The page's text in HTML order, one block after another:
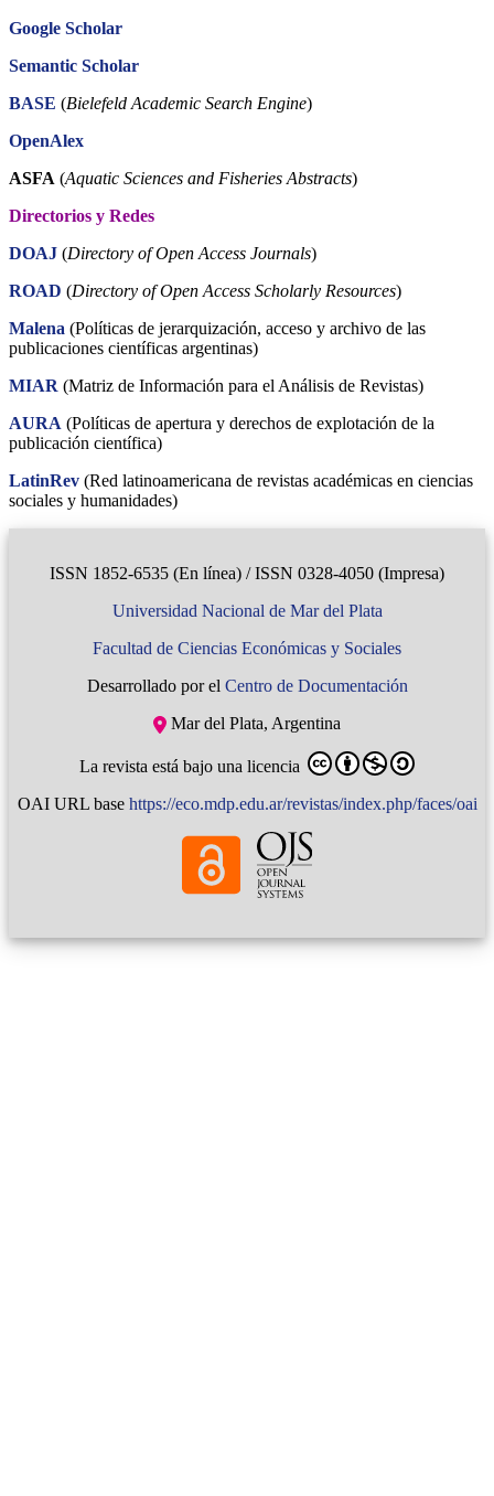
Google Scholar
Semantic Scholar
BASE (Bielefeld Academic Search Engine)
OpenAlex
ASFA (Aquatic Sciences and Fisheries Abstracts)
Directorios y Redes
DOAJ (Directory of Open Access Journals)
ROAD (Directory of Open Access Scholarly Resources)
Malena (Políticas de jerarquización, acceso y archivo de las
publicaciones científicas argentinas)
MIAR (Matriz de Información para el Análisis de Revistas)
AURA (Políticas de apertura y derechos de explotación de la
publicación científica)
LatinRev (Red latinoamericana de revistas académicas en ciencias
sociales y humanidades)
ISSN 1852-6535 (En línea) / ISSN 0328-4050 (Impresa)
Universidad Nacional de Mar del Plata
Facultad de Ciencias Económicas y Sociales
Desarrollado por el Centro de Documentación
Mar del Plata, Argentina
La revista está bajo una licencia
OAI URL base https://eco.mdp.edu.ar/revistas/index.php/faces/oai